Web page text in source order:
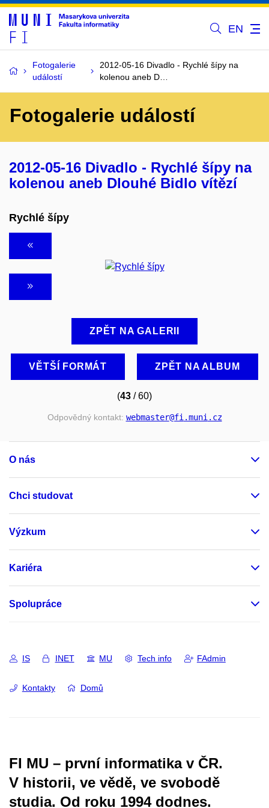
EN
Fotogalerie
událostí
2012-05-16 Divadlo - Rychlé šípy na
kolenou aneb D…
Fotogalerie událostí
2012-05-16 Divadlo - Rychlé šípy na
kolenou aneb Dlouhé Bidlo vítězí
Rychlé šípy
ZPĚT NA GALERII
VĚTŠÍ FORMÁT ZPĚT NA ALBUM
(43 / 60)
Odpovědný kontakt: webmaster@fi.muni.cz
O nás
Chci studovat
Výzkum
Kariéra
Spolupráce
IS INET MU Tech info FAdmin
Kontakty Domů
FI MU – první informatika v ČR.
V historii, ve vědě, ve svobodě
studia. Od roku 1994 dodnes.